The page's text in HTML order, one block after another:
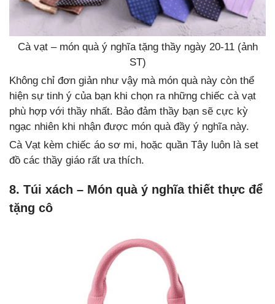
Cà vạt – món quà ý nghĩa tặng thầy ngày 20-11 (ảnh
ST)
Không chỉ đơn giản như vậy mà món quà này còn thể
hiện sự tinh ý của bạn khi chọn ra những chiếc cà vạt
phù hợp với thầy nhất. Bảo đảm thầy bạn sẽ cực kỳ
ngạc nhiên khi nhận được món quà đầy ý nghĩa này.
Cà Vạt kèm chiếc áo sơ mi, hoặc quần Tây luôn là set
đồ các thầy giáo rất ưa thích.
8. Túi xách – Món quà ý nghĩa thiết thực để
tặng cô